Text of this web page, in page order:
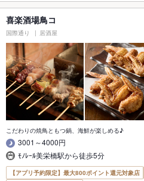
喜楽酒場鳥コ
国際通り 居酒屋
こだわりの焼鳥ともつ鍋、海鮮が楽しめる♪
3001～4000円
ﾓﾉﾚｰﾙ美栄橋駅から徒歩5分
【アプリ予約限定】最大800ポイント還元対象店